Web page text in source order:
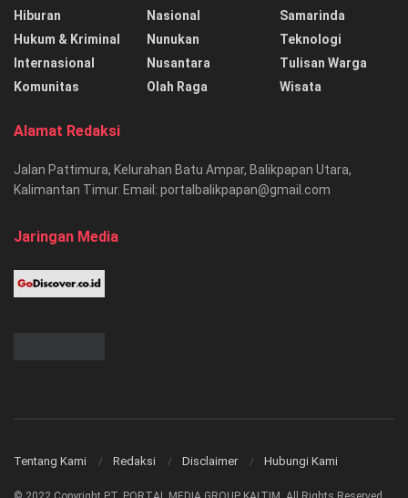
Hiburan
Hukum & Kriminal
Internasional
Komunitas
Nasional
Nunukan
Nusantara
Olah Raga
Samarinda
Teknologi
Tulisan Warga
Wisata
Alamat Redaksi
Jalan Pattimura, Kelurahan Batu Ampar, Balikpapan Utara,
Kalimantan Timur. Email: portalbalikpapan@gmail.com
Jaringan Media
Tentang Kami Redaksi Disclaimer Hubungi Kami